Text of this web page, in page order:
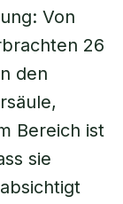
Von
26
den
Bereich ist
sie